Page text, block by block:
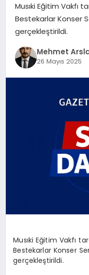
SAĞLIK
Musıki Eğitim Vakfı
Bestekarlar Konser
gerçekleştirildi.
Mehmet
26 Mayıs 2025
Musıki Eğitim Vakfı
Bestekarlar Konser
gerçekleştirildi.